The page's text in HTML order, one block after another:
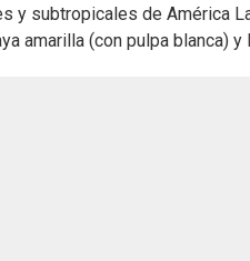
y subtropicales de América
amarilla (con pulpa blanca)